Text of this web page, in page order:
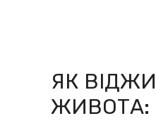
ЯК
ЖИВОТА: